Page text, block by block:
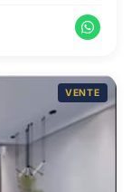
VENTE